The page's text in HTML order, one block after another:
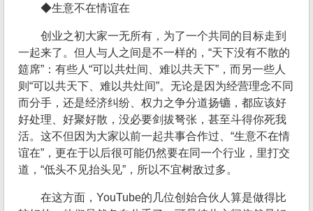
◆生意不在情谊在
创业之初大家一无所有，为了一个共同的目标走到
一起来了。但人与人之间是不一样的，“天下没有不散的
筵席”：有些人“可以共灶间、难以共天下”，而另一些人
则“可以共天下、难以共灶间”。无论是因为经营理念不同
而分手，还是经济纠纷、权力之争分道扬镳，都应该好
好处理、好聚好散，没必要剑拔弩张，甚至斗得你死我
活。这不但因为大家以前一起共事合作过、“生意不在情
谊在”，更在于以后很可能仍然要在同一个行业，里打交
道，“低头不见抬头见”，所以不宜树敌过多。
在这方面，YouTube的几位创始合伙人算是做得比